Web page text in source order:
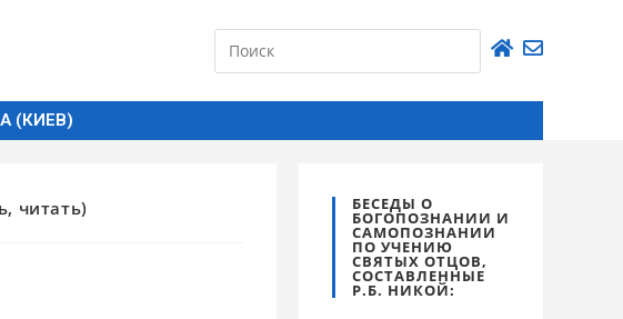
(КИЕВ)
читать) БЕСЕДЫ О
БОГОПОЗНАНИИ И
САМОПОЗНАНИИ
ПО УЧЕНИЮ
СВЯТЫХ ОТЦОВ,
СОСТАВЛЕННЫЕ
Р.Б. НИКОЙ: